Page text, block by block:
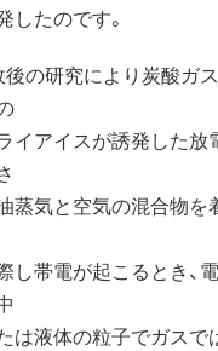
したのです。
の研究により炭酸ガ
イアイスが誘発した放
蒸気と空気の混合物を
し帯電が起こるとき、
は液体の粒子でガスで